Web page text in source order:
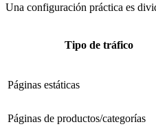
Una configuración práctica es
Tipo de tráfico
Páginas estáticas
Páginas de productos/categorías